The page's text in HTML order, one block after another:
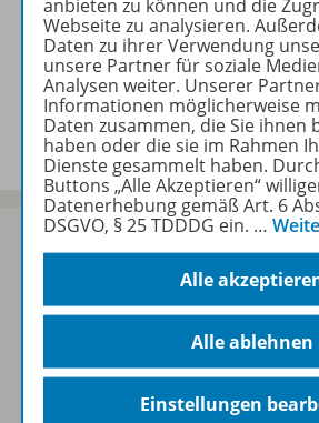
Informationen
Lösungen zu folgenden
Zum Newsletter
anbieten zu können und die
Webseite zu analysieren.
Daten zu ihrer Verwendung
unsere Partner für soziale
Analysen weiter. Unserer
Informationen möglicherweise
Daten zusammen, die Sie ihnen
haben oder die sie im Rahmen
Dienste gesammelt haben.
Buttons „Alle Akzeptieren“
Datenerhebung gemäß Art. 6
DSGVO, § 25 TDDDG ein. …
Alle
Alle ablehnen
Einstellungen